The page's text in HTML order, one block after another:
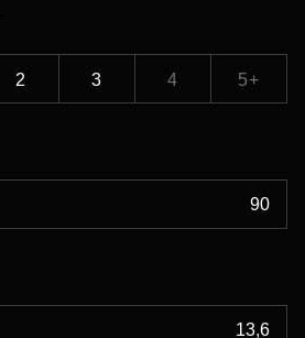
2 3 4 5+